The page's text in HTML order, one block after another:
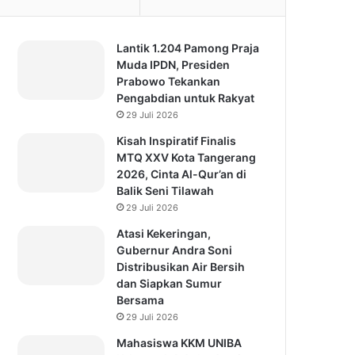
Lantik 1.204 Pamong Praja
Muda IPDN, Presiden
Prabowo Tekankan
Pengabdian untuk Rakyat
29 Juli 2026
Kisah Inspiratif Finalis
MTQ XXV Kota Tangerang
2026, Cinta Al-Qur’an di
Balik Seni Tilawah
29 Juli 2026
Atasi Kekeringan,
Gubernur Andra Soni
Distribusikan Air Bersih
dan Siapkan Sumur
Bersama
29 Juli 2026
Mahasiswa KKM UNIBA